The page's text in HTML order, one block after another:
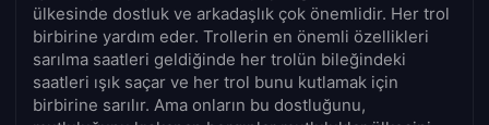
ülkesinde dostluk ve arkadaşlık çok önemlidir. Her trol
birbirine yardım eder. Trollerin en önemli özellikleri
sarılma saatleri geldiğinde her trolün bileğindeki
saatleri ışık saçar ve her trol bunu kutlamak için
birbirine sarılır. Ama onların bu dostluğunu,